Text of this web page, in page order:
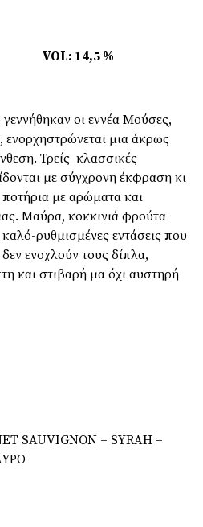
VOL: 14,5 %
οι εννέα Μούσες,
ενορχηστρώνεται μια άκρως
Τρείς κλασσικές
με σύγχρονη έκφραση κι
ποτήρια με αρώματα και
Μαύρα, κοκκινιά φρούτα
ρυθμισμένες εντάσεις που
ενοχλούν τους δίπλα,
και στιβαρή μα όχι αυστηρή
SAUVIGNON – SYRAH –